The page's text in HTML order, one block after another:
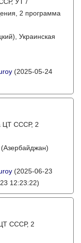
2 программа
Украинская
(2025-05-24
ЦТ СССР, 2
(2025-06-23
12:23:22)
СССР, 2